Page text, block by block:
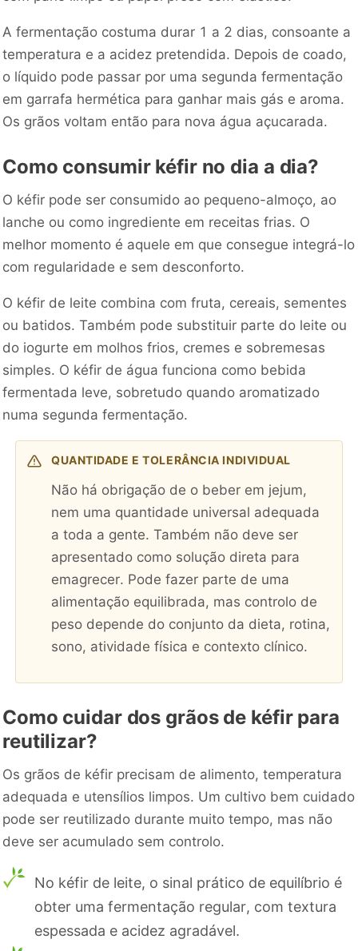
A fermentação costuma durar 1 a 2 dias, consoante a
temperatura e a acidez pretendida. Depois de coado,
o líquido pode passar por uma segunda fermentação
em garrafa hermética para ganhar mais gás e aroma.
Os grãos voltam então para nova água açucarada.
Como consumir kéfir no dia a dia?
O kéfir pode ser consumido ao pequeno-almoço, ao
lanche ou como ingrediente em receitas frias. O
melhor momento é aquele em que consegue integrá-lo
com regularidade e sem desconforto.
O kéfir de leite combina com fruta, cereais, sementes
ou batidos. Também pode substituir parte do leite ou
do iogurte em molhos frios, cremes e sobremesas
simples. O kéfir de água funciona como bebida
fermentada leve, sobretudo quando aromatizado
numa segunda fermentação.
QUANTIDADE E TOLERÂNCIA INDIVIDUAL
Não há obrigação de o beber em jejum,
nem uma quantidade universal adequada
a toda a gente. Também não deve ser
apresentado como solução direta para
emagrecer. Pode fazer parte de uma
alimentação equilibrada, mas controlo de
peso depende do conjunto da dieta, rotina,
sono, atividade física e contexto clínico.
Como cuidar dos grãos de kéfir para
reutilizar?
Os grãos de kéfir precisam de alimento, temperatura
adequada e utensílios limpos. Um cultivo bem cuidado
pode ser reutilizado durante muito tempo, mas não
deve ser acumulado sem controlo.
No kéfir de leite, o sinal prático de equilíbrio é
obter uma fermentação regular, com textura
espessada e acidez agradável.